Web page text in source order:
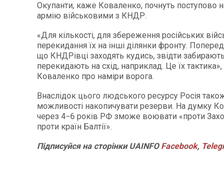
Окупанти, каже Коваленко, почнуть поступово
армію військовими з КНДР.
«Для кількості, для збереження російських
перекидання їх на інші ділянки фронту.
що КНДРівці заходять кудись, звідти забирають
перекидають на схід, наприклад. Це їх
Коваленко про наміри ворога.
Внаслідок цього людського ресурсу Росія
можливості накопичувати резерви. На думку
через 4−6 років РФ зможе воювати «проти
проти країн Балтії».
ПідписуйсянасторінкиUAINFO Facebook,